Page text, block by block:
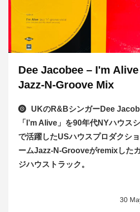
Dee Jacobee – I'm Alive
Jazz-N-Groove Mix
UKのR&BシンガーDee
「I’m Alive」を90年代NYハウス
で活躍したUSハウスプロダクシ
ームJazz-N-Grooveがremixした
ジハウストラック。
30